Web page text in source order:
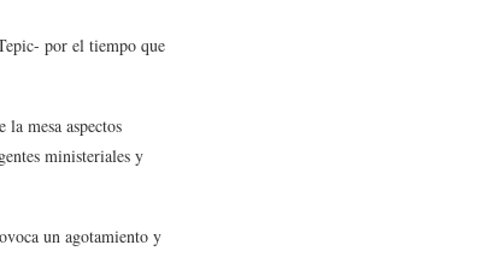
por el tiempo que
mesa aspectos
ministeriales y
un agotamiento y